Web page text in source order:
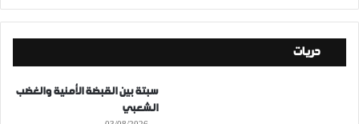
حريات
سبتة بين القبضة الأمنية والغضب
الشعبي